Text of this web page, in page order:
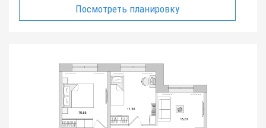
Посмотреть планировку